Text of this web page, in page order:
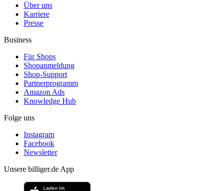
Über uns
Karriere
Presse
Business
Für Shops
Shopanmeldung
Shop-Support
Partnerprogramm
Amazon Ads
Knowledge Hub
Folge uns
Instagram
Facebook
Newsletter
Unsere billiger.de App